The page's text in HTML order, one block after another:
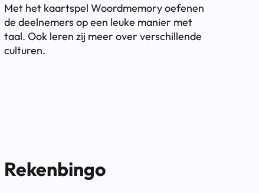
Met het kaartspel Woordmemory oefenen
de deelnemers op een leuke manier met
taal. Ook leren zij meer over verschillende
culturen.
Rekenbingo